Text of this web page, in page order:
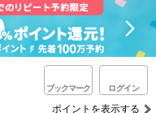
ブックマーク ログイン
ポイントを表示する